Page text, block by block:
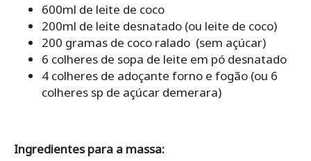
600ml de leite de coco
200ml de leite desnatado (ou leite de coco)
200 gramas de coco ralado (sem açúcar)
6 colheres de sopa de leite em pó desnatado
4 colheres de adoçante forno e fogão (ou 6
colheres sp de açúcar demerara)
Ingredientes para a massa: